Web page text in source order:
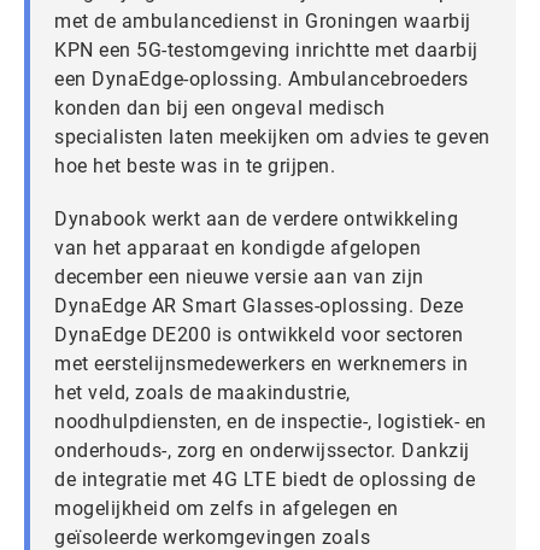
met de ambulancedienst in Groningen waarbij
KPN een 5G-testomgeving inrichtte met daarbij
een DynaEdge-oplossing. Ambulancebroeders
konden dan bij een ongeval medisch
specialisten laten meekijken om advies te geven
hoe het beste was in te grijpen.
Dynabook werkt aan de verdere ontwikkeling
van het apparaat en kondigde afgelopen
december een nieuwe versie aan van zijn
DynaEdge AR Smart Glasses-oplossing. Deze
DynaEdge DE200 is ontwikkeld voor sectoren
met eerstelijnsmedewerkers en werknemers in
het veld, zoals de maakindustrie,
noodhulpdiensten, en de inspectie-, logistiek- en
onderhouds-, zorg en onderwijssector. Dankzij
de integratie met 4G LTE biedt de oplossing de
mogelijkheid om zelfs in afgelegen en
geïsoleerde werkomgevingen zoals